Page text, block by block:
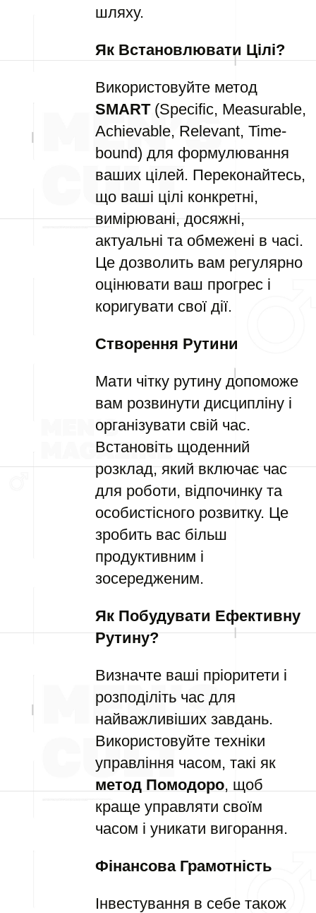
шляху.
Як Встановлювати Цілі?
Використовуйте метод
SMART(Specific, Measurable,
Achievable, Relevant, Time-
bound) для формулювання
ваших цілей. Переконайтесь,
що ваші цілі конкретні,
вимірювані, досяжні,
актуальні та обмежені в часі.
Це дозволить вам регулярно
оцінювати ваш прогрес і
коригувати свої дії.
Створення Рутини
Мати чітку рутину допоможе
вам розвинути дисципліну і
організувати свій час.
Встановіть щоденний
розклад, який включає час
для роботи, відпочинку та
особистісного розвитку. Це
зробить вас більш
продуктивним і
зосередженим.
Як Побудувати Ефективну
Рутину?
Визначте ваші пріоритети і
розподіліть час для
найважливіших завдань.
Використовуйте техніки
управління часом, такі як
метод Помодоро, щоб
краще управляти своїм
часом і уникати вигорання.
Фінансова Грамотність
Інвестування в себе також